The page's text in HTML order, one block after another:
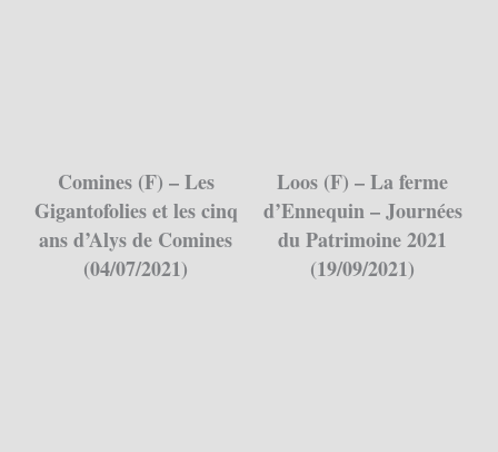
Comines (F) – Les
Gigantofolies et les cinq
ans d’Alys de Comines
(04/07/2021)
Loos (F) – La ferme
d’Ennequin – Journées
du Patrimoine 2021
(19/09/2021)